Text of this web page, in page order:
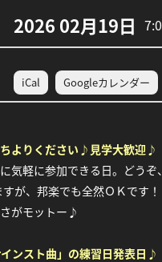
2026 02月19日
iCal Googleカレンダー
よりください♪見学大歓迎♪
気軽に参加できる日。どうぞ
が、邦楽でも全然ＯＫです！
がモットー♪
ンスト曲」の練習日発表日♪